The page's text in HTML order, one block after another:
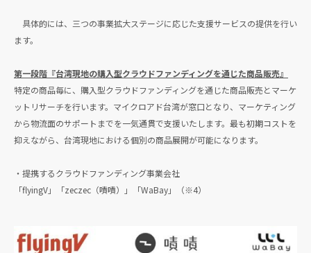
具体的には、三つの事業拡大ステージに応じた支援サービスの提供を行い
ます。
第一段階『台湾現地の購入型クラウドファンディングを通じた商品販売』
特定の商品毎に、購入型クラウドファンディングを通じた商品販売とマーケ
ットリサーチを行います。マイクロアド台湾が窓口となり、マーケティング
から物流面のサポートまでを一気通貫で支援いたします。最も初期コストを
抑えながら、台湾現地における個別の商品展開が可能になります。
・提携するクラウドファンディング事業会社
「flyingV」「zeczec（嘖嘖）」「WaBay」（※4）